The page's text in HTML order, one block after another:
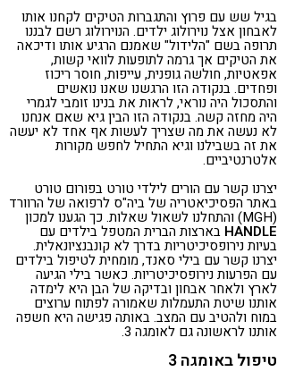
בגיל שש עם פרוץ והתגברות הטיקים לקחנו אותו
לאבחון אצל נוירולוג ילדים. הנוירולוג רשם לבננו
תרופה בשם "הלידול" שאמנם הרגיע אותו ודיכאה
את הטיקים אך גרמה לתופעות לוואי קשות,
אפאטיות, חולשה גופנית, עייפות, חוסר ריכוז
ופחדים. בנקודה הזו הרגשנו שאנו נואשים
והתסכול היה נוראי, לראות את בנינו זומבי לגמרי
היה מחזה קשה. בנקודה הזו הבין גיא שאם אנחנו
לא נעשה את מה שצריך לעשות אף אחד לא יעשה
את זה בשבילנו וגיא התחיל לחפש מקורות
אלטרנטיביים.
יצרנו קשר עם הורים לילדי טורט בפורום טורט
באתר הפסיכיאטריה של ביה"ס לרפואה של הרוורד
(MGH) והתחלנו לשאול שאלות. כך הגענו למכון
HANDLE בארצות הברית המטפל בילדים עם
בעיות נירופסיכיטריות בדרך לא קונבנציונאלית.
יצרנו קשר עם בילי סאנד, מומחית לטיפול בילדים
עם הפרעות נירופסיכיטריות. כאשר בילי הגיעה
לארץ ולאחר אבחון ובדיקה של הבן היא לימדה
אותנו שיטת התעמלות שאמורה לפתוח ערוצים
במוח ולהטיב עם המצב. באותה פגישה היא חשפה
אותנו לראשונה גם לאומגה 3.
טיפול באומגה 3